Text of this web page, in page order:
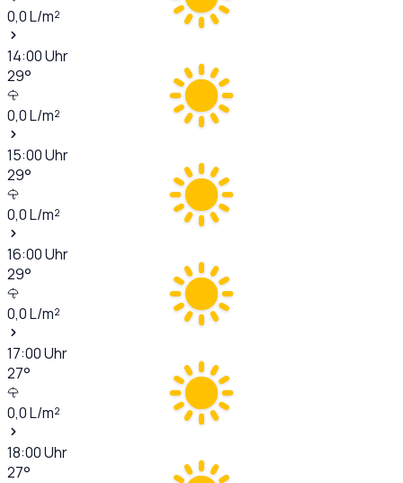
0,0L/m²
14:00Uhr
29°
0,0L/m²
15:00Uhr
29°
0,0L/m²
16:00Uhr
29°
0,0L/m²
17:00Uhr
27°
0,0L/m²
18:00Uhr
27°